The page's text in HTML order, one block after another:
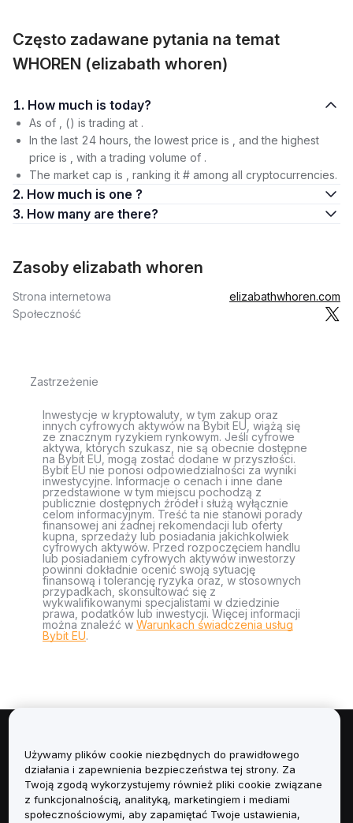
Często zadawane pytania na temat
WHOREN (elizabath whoren)
1. How much is today?
As of , () is trading at .
In the last 24 hours, the lowest price is , and the highest
price is , with a trading volume of .
The market cap is , ranking it # among all cryptocurrencies.
2. How much is one ?
3. How many are there?
Zasoby elizabath whoren
Strona internetowa
elizabathwhoren.com
Społeczność
Zastrzeżenie
Inwestycje w kryptowaluty, w tym zakup oraz
innych cyfrowych aktywów na Bybit EU, wiążą się
ze znacznym ryzykiem rynkowym. Jeśli cyfrowe
aktywa, których szukasz, nie są obecnie dostępne
na Bybit EU, mogą zostać dodane w przyszłości.
Bybit EU nie ponosi odpowiedzialności za wyniki
inwestycyjne. Informacje o cenach i inne dane
przedstawione w tym miejscu pochodzą z
publicznie dostępnych źródeł i służą wyłącznie
celom informacyjnym. Treść ta nie stanowi porady
finansowej ani żadnej rekomendacji lub oferty
kupna, sprzedaży lub posiadania jakichkolwiek
cyfrowych aktywów. Przed rozpoczęciem handlu
lub posiadaniem cyfrowych aktywów inwestorzy
powinni dokładnie ocenić swoją sytuację
finansową i tolerancję ryzyka oraz, w stosownych
przypadkach, skonsultować się z
wykwalifikowanymi specjalistami w dziedzinie
prawa, podatków lub inwestycji. Więcej informacji
można znaleźć w Warunkach świadczenia usług
Bybit EU.
Informacje
Usługi
Używamy plików cookie niezbędnych do prawidłowego
działania i zapewnienia bezpieczeństwa tej strony. Za
Twoją zgodą wykorzystujemy również pliki cookie związane
z funkcjonalnością, analityką, marketingiem i mediami
społecznościowymi, aby zapamiętać Twoje ustawienia,